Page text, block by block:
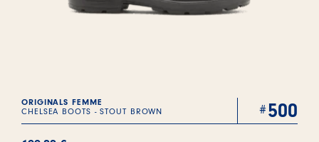
ORIGINALS FEMME
CHELSEA BOOTS - STOUT BROWN 500